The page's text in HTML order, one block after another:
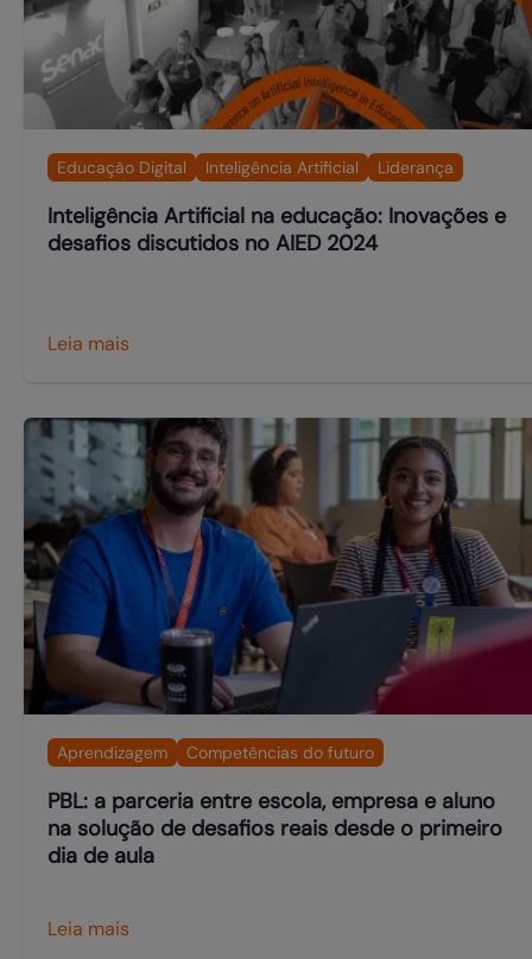
Educação Digital Inteligência Artificial Liderança
Inteligência Artificial na educação: Inovações e
desafios discutidos no AIED 2024
Leia mais
Aprendizagem Competências do futuro
PBL: a parceria entre escola, empresa e aluno
na solução de desafios reais desde o primeiro
dia de aula
Leia mais